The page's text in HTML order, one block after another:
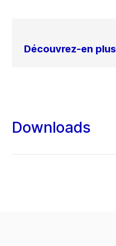
Découvrez-en plus
Downloads